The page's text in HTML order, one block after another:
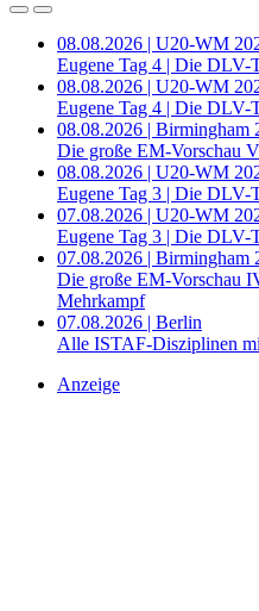
08.08.2026 | U20-WM
Eugene Tag 4 | Die DLV-
08.08.2026 | U20-WM
Eugene Tag 4 | Die DLV-
08.08.2026 | Birmingham
Die große EM-Vorschau
08.08.2026 | U20-WM
Eugene Tag 3 | Die DLV-
07.08.2026 | U20-WM
Eugene Tag 3 | Die DLV-
07.08.2026 | Birmingham
Die große EM-Vorschau
Mehrkampf
07.08.2026 | Berlin
Alle ISTAF-Disziplinen
Anzeige